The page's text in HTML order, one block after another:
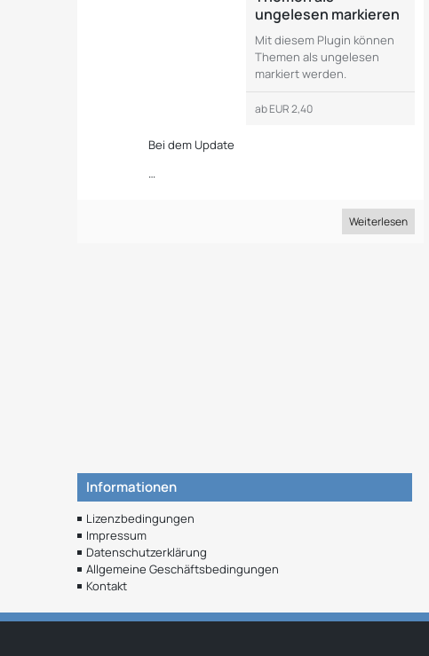
ungelesen markieren
Mit diesem Plugin können
Themen als ungelesen
markiert werden.
abEUR 2,40
Bei dem Update
…
Weiterlesen
Informationen
Lizenzbedingungen
Impressum
Datenschutzerklärung
Allgemeine Geschäftsbedingungen
Kontakt